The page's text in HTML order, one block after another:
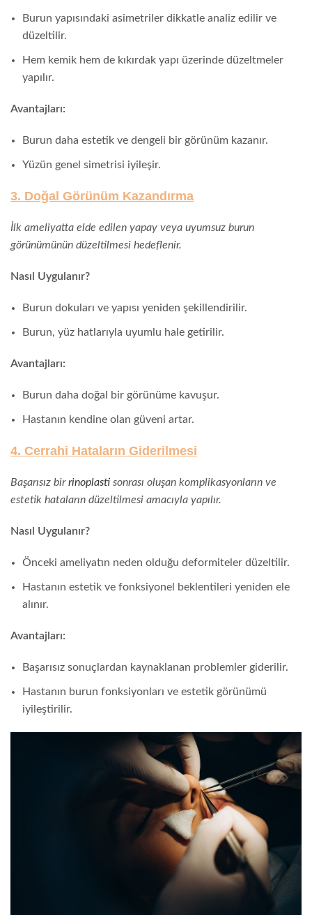
Burun yapısındaki asimetriler dikkatle analiz edilir ve
düzeltilir.
Hem kemik hem de kıkırdak yapı üzerinde düzeltmeler
yapılır.
Avantajları:
Burun daha estetik ve dengeli bir görünüm kazanır.
Yüzün genel simetrisi iyileşir.
3. Doğal Görünüm Kazandırma
İlk ameliyatta elde edilen yapay veya uyumsuz burun
görünümünün düzeltilmesi hedeflenir.
Nasıl Uygulanır?
Burun dokuları ve yapısı yeniden şekillendirilir.
Burun, yüz hatlarıyla uyumlu hale getirilir.
Avantajları:
Burun daha doğal bir görünüme kavuşur.
Hastanın kendine olan güveni artar.
4. Cerrahi Hataların Giderilmesi
Başarısız birrinoplasti sonrası oluşan komplikasyonların ve
estetik hataların düzeltilmesi amacıyla yapılır.
Nasıl Uygulanır?
Önceki ameliyatın neden olduğu deformiteler düzeltilir.
Hastanın estetik ve fonksiyonel beklentileri yeniden ele
alınır.
Avantajları:
Başarısız sonuçlardan kaynaklanan problemler giderilir.
Hastanın burun fonksiyonları ve estetik görünümü
iyileştirilir.